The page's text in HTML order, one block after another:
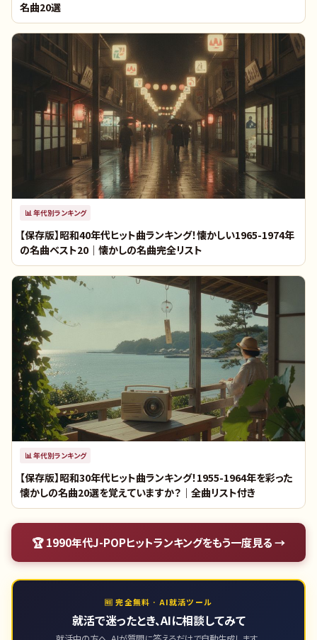
名曲20選
📊年代別ランキング
【保存版】昭和40年代ヒット曲ランキング！懐かしい1965-1974年
の名曲ベスト20｜懐かしの名曲完全リスト
📊年代別ランキング
【保存版】昭和30年代ヒット曲ランキング！1955-1964年を彩った
懐かしの名曲20選を覚えていますか？｜全曲リスト付き
🏆1990年代J-POPヒットランキングをもう一度見る →
🆓 完全無料 · AI就活ツール
就活で迷ったとき、AIに相談してみて